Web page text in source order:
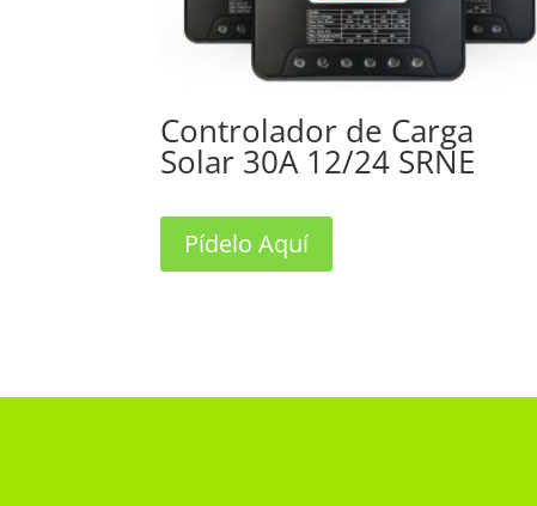
Controlador de Carga
Solar 30A 12/24 SRNE
Pídelo Aquí